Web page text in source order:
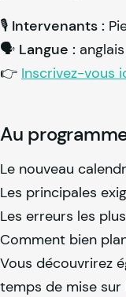
🎙️ Intervenants :
🗣️ Langue : anglais
👉 Inscrivez-vous
Au
Le nouveau
Les principales
Les erreurs les
Comment bien
Vous découvrirez
temps de mise sur